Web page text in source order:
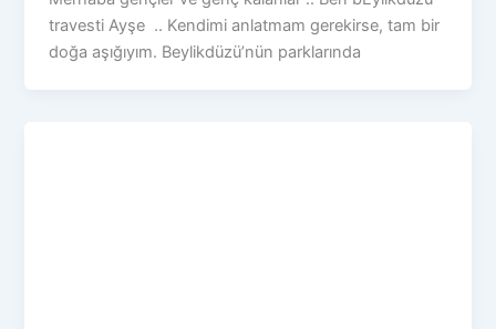
travesti Ayşe .. Kendimi anlatmam gerekirse, tam bir
doğa aşığıyım. Beylikdüzü’nün parklarında